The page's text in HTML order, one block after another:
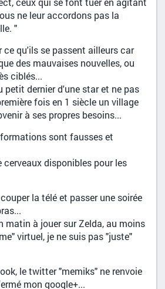
ne leur accordons pas la
"
ce qu'ils se passent ailleurs car
des mauvaises nouvelles, ou
ciblés...
petit dernier d'une star et ne pas
fois en 1 siècle un village
à ses propres besoins...
sont fausses et
cerveaux disponibles pour les
la télé et passer une soirée
matin à jouer sur Zelda, au moins
virtuel, je ne suis pas "juste"
le twitter "memiks" ne renvoie
mon google+...